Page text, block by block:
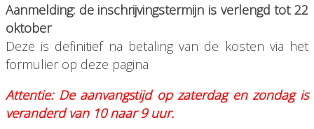
Aanmelding: de inschrijvingstermijn is verlengd tot 22
oktober
Deze is definitief na betaling van de kosten via het
formulier op deze pagina
Attentie: De aanvangstijd op zaterdag en zondag is
veranderd van 10 naar 9 uur.